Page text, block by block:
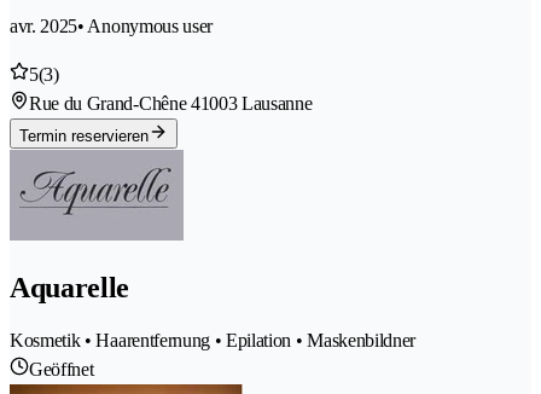
avr. 2025• Anonymous user
5(3)
Rue du Grand-Chêne 41003 Lausanne
Termin reservieren
Aquarelle
Kosmetik • Haarentfernung • Epilation • Maskenbildner
Geöffnet